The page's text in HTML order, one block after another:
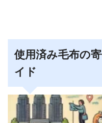
使用済み毛布の
イド